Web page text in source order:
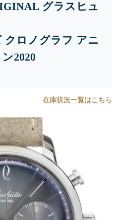
グラスヒュ
クロノグラフ アニ
2020
在庫状況一覧はこちら